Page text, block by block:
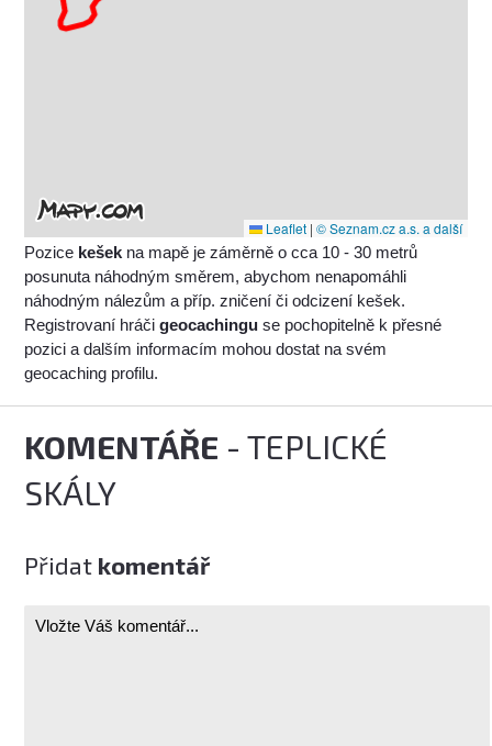
Leaflet | © Seznam.cz a.s. a další
Pozice kešek na mapě je záměrně o cca 10 - 30 metrů
posunuta náhodným směrem, abychom nenapomáhli
náhodným nálezům a příp. zničení či odcizení kešek.
Registrovaní hráčigeocachingu se pochopitelně k přesné
pozici a dalším informacím mohou dostat na svém
geocaching profilu.
KOMENTÁŘE - TEPLICKÉ
SKÁLY
Přidat komentář